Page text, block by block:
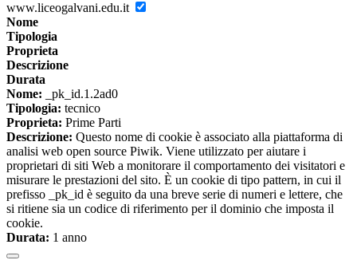
www.liceogalvani.edu.it
Nome
Tipologia
Proprieta
Descrizione
Durata
Nome: _pk_id.1.2ad0
Tipologia: tecnico
Proprieta: Prime Parti
Descrizione: Questo nome di cookie è associato alla piattaforma di
analisi web open source Piwik. Viene utilizzato per aiutare i
proprietari di siti Web a monitorare il comportamento dei visitatori e
misurare le prestazioni del sito. È un cookie di tipo pattern, in cui il
prefisso _pk_id è seguito da una breve serie di numeri e lettere, che
si ritiene sia un codice di riferimento per il dominio che imposta il
cookie.
Durata: 1 anno